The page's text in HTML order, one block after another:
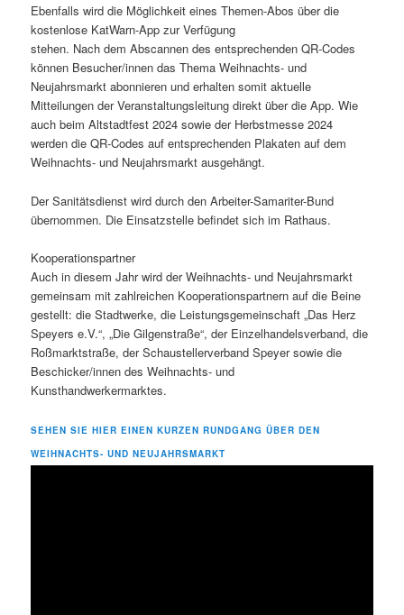
Ebenfalls wird die Möglichkeit eines Themen-Abos über die
kostenlose KatWarn-App zur Verfügung
stehen. Nach dem Abscannen des entsprechenden QR-Codes
können Besucher/innen das Thema Weihnachts- und
Neujahrsmarkt abonnieren und erhalten somit aktuelle
Mitteilungen der Veranstaltungsleitung direkt über die App. Wie
auch beim Altstadtfest 2024 sowie der Herbstmesse 2024
werden die QR-Codes auf entsprechenden Plakaten auf dem
Weihnachts- und Neujahrsmarkt ausgehängt.
Der Sanitätsdienst wird durch den Arbeiter-Samariter-Bund
übernommen. Die Einsatzstelle befindet sich im Rathaus.
Kooperationspartner
Auch in diesem Jahr wird der Weihnachts- und Neujahrsmarkt
gemeinsam mit zahlreichen Kooperationspartnern auf die Beine
gestellt: die Stadtwerke, die Leistungsgemeinschaft „Das Herz
Speyers e.V.“, „Die Gilgenstraße“, der Einzelhandelsverband, die
Roßmarktstraße, der Schaustellerverband Speyer sowie die
Beschicker/innen des Weihnachts- und
Kunsthandwerkermarktes.
SEHEN SIE HIER EINEN KURZEN RUNDGANG ÜBER DEN
WEIHNACHTS- UND NEUJAHRSMARKT